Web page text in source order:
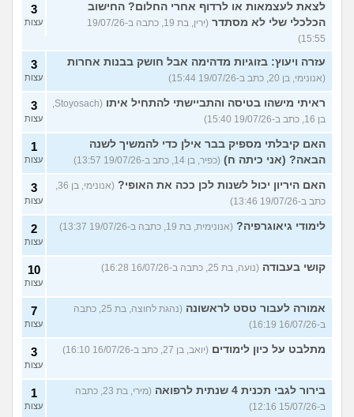
לצאת לעצמאות או לרדוף אחרי החלום? החישוב
הכלכלי שלי לא מסתדר
(ירין, בת 19, כתבה ב-19/07/26
15:55)
3
עצות
עזרה ויעוץ: בזוגיות מדהימה אבל חושק בבנות אחרות
(אנונימי, בן 20, כתב ב-19/07/26 15:44)
3
עצות
ראיתי מישהו בטיסה והתביישתי להתחיל איתו
(Stoyosach,
בן 16, כתב ב-19/07/26 15:40)
3
עצות
האם קיבלתי מספיק בבר אילן כדי להמשיך לשנה
הבאה? (אני כיתה ח) (כפיר, בן 14, כתב ב-19/07/26 13:57)
1
עצות
האם היריון יכול לשנות לכן ככה את האופי?
(אנונימי, בן 36,
כתב ב-19/07/26 13:46)
3
עצות
לימודי גיאוגרפיה? (אנונימית, בת 19, כתבה ב-19/07/26 13:37) 2
עצות
קושי בעבודה (נועה, בת 25, כתבה ב-16/07/26 16:28) 10
עצות
אמורה לעבור טסט לראשונה
(נהגת לחוצה, בת 25, כתבה
ב-16/07/26 16:19)
7
עצות
מתלבט על כיון לימודים (יואב, בן 27, כתב ב-16/07/26 16:10) 3
עצות
בירור לגבי תכנית 4 שנתית לרפואה
(מירי, בת 23, כתבה
ב-15/07/26 12:16)
1
עצות